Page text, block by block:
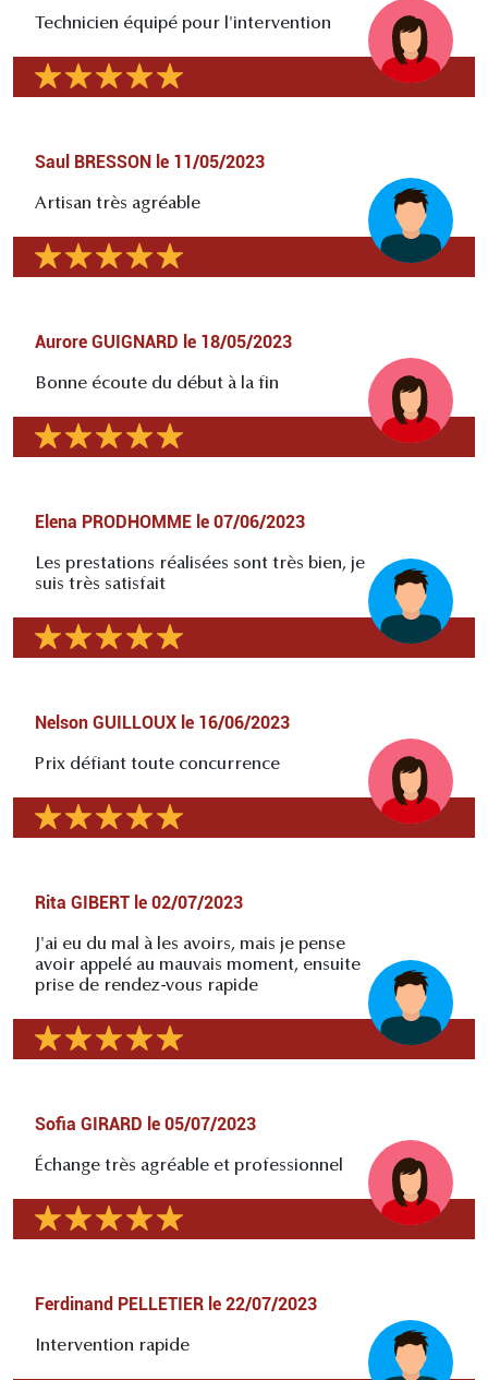
Technicien équipé pour l'intervention
Saul BRESSON le 11/05/2023
Artisan très agréable
Aurore GUIGNARD le 18/05/2023
Bonne écoute du début à la fin
Elena PRODHOMME le 07/06/2023
Les prestations réalisées sont très bien, je
suis très satisfait
Nelson GUILLOUX le 16/06/2023
Prix défiant toute concurrence
Rita GIBERT le 02/07/2023
J'ai eu du mal à les avoirs, mais je pense
avoir appelé au mauvais moment, ensuite
prise de rendez-vous rapide
Sofia GIRARD le 05/07/2023
Échange très agréable et professionnel
Ferdinand PELLETIER le 22/07/2023
Intervention rapide